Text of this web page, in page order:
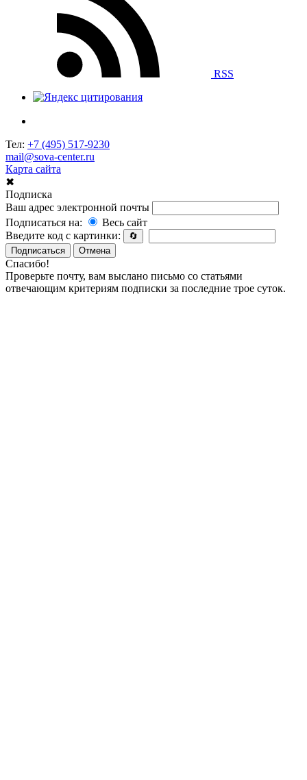
RSS
Тел: +7 (495) 517-9230
mail@sova-center.ru
Карта сайта
✖
Подписка
Ваш адрес электронной почты
Подписаться на:
Весь сайт
Введите код с картинки:
🔄
Подписаться
Отмена
Спасибо!
Проверьте почту, вам выслано письмо со статьями
отвечающим критериям подписки за последние трое суток.